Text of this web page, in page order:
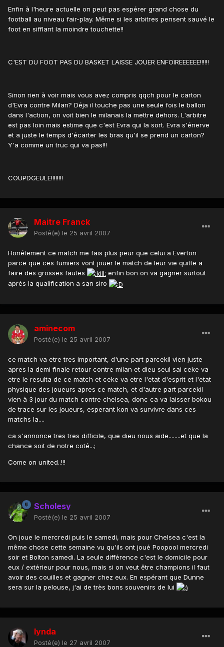
Enfin à l'heure actuelle on peut pas espérer grand chose du
football au niveau fair-play. Même si les arbitres pensent sauvé le
foot en sifflant la moindre touchette!!
C'EST DU FOOT PAS DU BASKET LAISSE JOUER ENFOIREEEEEE!!!!!!
Sinon rien à voir mais vous avez compris qqch pour le carton
d'Evra contre Milan? Déja il touche pas une seule fois le ballon
dans l'action, on voit bien le milanais la mettre dehors. L'arbitre
est pas loin mais estime que c'est Evra qui la sort. Evra s'énerve
et a juste le temps d'écarter les bras qu'il se prend un carton?
Y'a comme un truc qui va pas!!!
COUPDGEULE!!!!!!!!
Maitre Franck
Posté(e) le 25 avril 2007
Honétement ce match me fais plus peur que celui a Everton
parce que ces fumiers vont jouer le match de leur vie quitte a
faire des grosses fautes
enfin bon on va gagner surtout
aprés la qualification a san siro
aminecom
Posté(e) le 25 avril 2007
ce match va etre tres important, d'une part parcekil vien juste
apres la demi finale retour contre milan et dieu seul sai ceke va
etre le resulta de ce match et ceke va etre l'etat d'esprit et l'etat
physique des joueurs apres ce match, et d'autre part parcekil
vien à 3 jour du match contre chelsea, donc ca va laisser bokou
de trace sur les joueurs, esperant kon va survivre dans ces
matchs la....
ca s'annonce tres tres difficile, que dieu nous aide........et que la
chance soit de notre coté...;
Come on united..!!!
Scholesy
Posté(e) le 25 avril 2007
On joue le mercredi puis le samedi, mais pour Chelsea c'est la
même chose cette semaine vu qu'ils ont joué Poopool mercredi
soir et Bolton samedi. La seule différence c'est le domicile pour
eux / extérieur pour nous, mais si on veut être champions il faut
avoir des couilles et gagner chez eux. En espérant que Dunne
sera sur la pelouse, j'ai de très bons souvenirs de lui
lynda
Posté(e) le 27 avril 2007